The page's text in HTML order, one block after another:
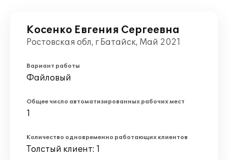
Косенко Евгения Сергеевна
Ростовская обл, г Батайск, Май 2021
Вариант работы
Файловый
Общее число автоматизированных рабочих мест
1
Количество одновременно работающих клиентов
Толстый клиент: 1